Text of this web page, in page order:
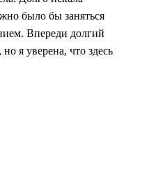
было бы заняться
Впереди долгий
я уверена, что здесь